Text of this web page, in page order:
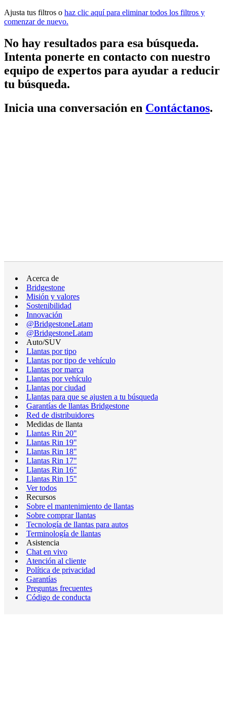
Ajusta tus filtros o haz clic aquí para eliminar todos los filtros y
comenzar de nuevo.
No hay resultados para esa búsqueda.
Intenta ponerte en contacto con nuestro
equipo de expertos para ayudar a reducir
tu búsqueda.
Inicia una conversación en Contáctanos.
Acerca de
Bridgestone
Misión y valores
Sostenibilidad
Innovación
@BridgestoneLatam
@BridgestoneLatam
Auto/SUV
Llantas por tipo
Llantas por tipo de vehículo
Llantas por marca
Llantas por vehículo
Llantas por ciudad
Llantas para que se ajusten a tu búsqueda
Garantías de llantas Bridgestone
Red de distribuidores
Medidas de llanta
Llantas Rin 20"
Llantas Rin 19"
Llantas Rin 18"
Llantas Rin 17"
Llantas Rin 16"
Llantas Rin 15"
Ver todos
Recursos
Sobre el mantenimiento de llantas
Sobre comprar llantas
Tecnología de llantas para autos
Terminología de llantas
Asistencia
Chat en vivo
Atención al cliente
Política de privacidad
Garantías
Preguntas frecuentes
Código de conducta